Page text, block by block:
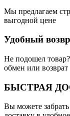
Мы предлагаем
выгодной цене
Удобный
Не подошел
обмен или возврат
БЫСТРАЯ
Вы можете забрать